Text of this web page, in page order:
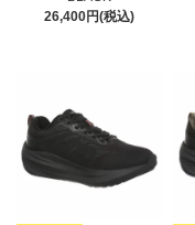
26,400円(税込)